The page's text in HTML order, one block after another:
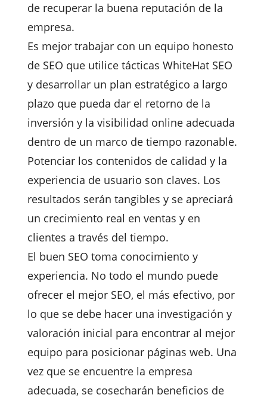
de recuperar la buena reputación de la
empresa.
Es mejor trabajar con un equipo honesto
de SEO que utilice tácticas WhiteHat SEO
y desarrollar un plan estratégico a largo
plazo que pueda dar el retorno de la
inversión y la visibilidad online adecuada
dentro de un marco de tiempo razonable.
Potenciar los contenidos de calidad y la
experiencia de usuario son claves. Los
resultados serán tangibles y se apreciará
un crecimiento real en ventas y en
clientes a través del tiempo.
El buen SEO toma conocimiento y
experiencia. No todo el mundo puede
ofrecer el mejor SEO, el más efectivo, por
lo que se debe hacer una investigación y
valoración inicial para encontrar al mejor
equipo para posicionar páginas web. Una
vez que se encuentre la empresa
adecuada, se cosecharán beneficios de